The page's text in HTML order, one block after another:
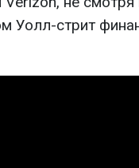
Уолл-стрит